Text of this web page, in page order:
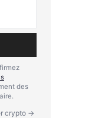
des
crypto →